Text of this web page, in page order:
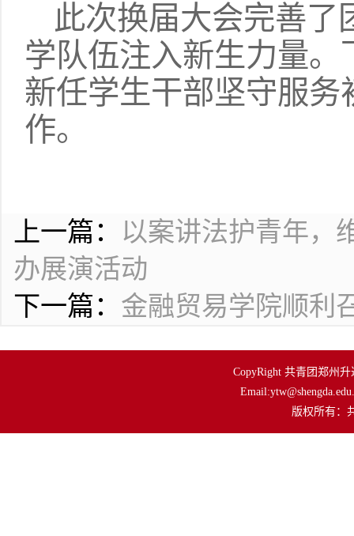
此次换届大会完善了
学队伍注入新生力量
新任学生干部坚守服
作。
上一篇： 以案讲法护青年
办展演活动
下一篇： 金融贸易学院顺利
CopyRight 共青团郑州
版权所有：共